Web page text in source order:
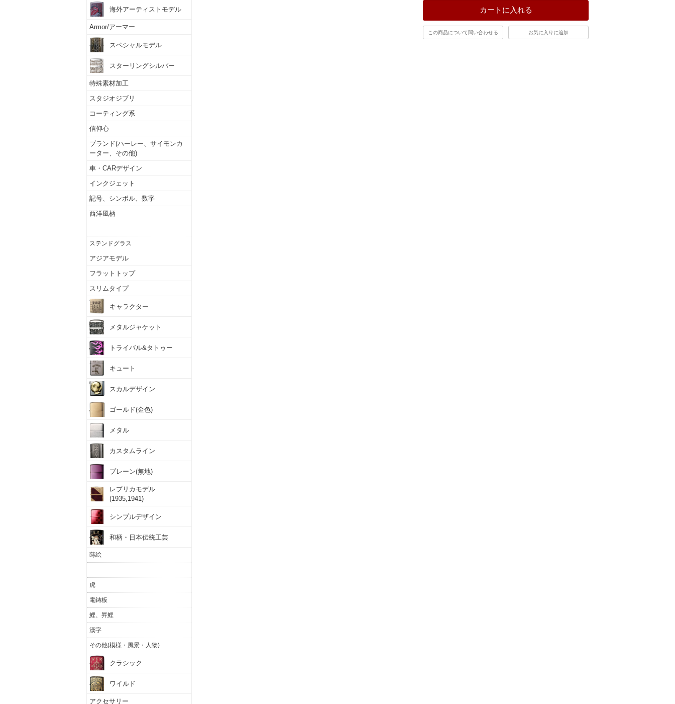
海外アーティストモデル
Armor/アーマー
スペシャルモデル
スターリングシルバー
特殊素材加工
スタジオジブリ
コーティング系
信仰心
ブランド(ハーレー、サイモンカ
ーター、その他)
車・CARデザイン
インクジェット
記号、シンボル、数字
西洋風柄
ステンドグラス
アジアモデル
フラットトップ
スリムタイプ
キャラクター
メタルジャケット
トライバル&タトゥー
キュート
スカルデザイン
ゴールド(金色)
メタル
カスタムライン
プレーン(無地)
レプリカモデル
(1935,1941)
シンプルデザイン
和柄・日本伝統工芸
蒔絵
虎
電鋳板
鯉、昇鯉
漢字
その他(模様・風景・人物)
クラシック
ワイルド
アクセサリー
カートに入れる
この商品について問い合わせる お気に入りに追加